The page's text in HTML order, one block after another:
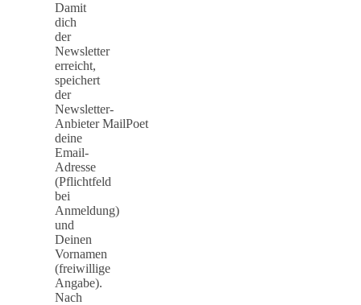
Damit
dich
der
Newsletter
erreicht,
speichert
der
Newsletter-
Anbieter MailPoet
deine
Email-
Adresse
(Pflichtfeld
bei
Anmeldung)
und
Deinen
Vornamen
(freiwillige
Angabe).
Nach